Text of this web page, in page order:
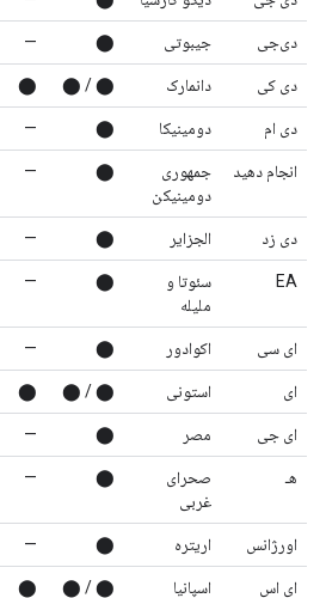
دی‌جی جیبوتی ⬤
—
دی کی دانمارک ⬤ / ⬤
⬤
دی ام دومینیکا ⬤
—
انجام دهید
جمهوری
دومینیکن
⬤
—
دی زد الجزایر ⬤
—
EA
سئوتا و
ملیله
⬤
—
ای سی اکوادور ⬤
—
ای استونی ⬤ / ⬤
⬤
ای جی مصر ⬤
—
هـ
صحرای
غربی
⬤
—
اورژانس اریتره ⬤
—
ای اس اسپانیا ⬤ / ⬤
⬤